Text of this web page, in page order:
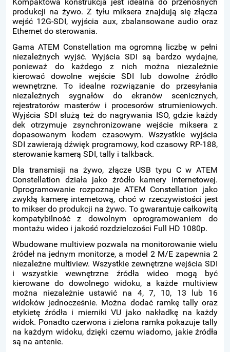
produkcji na żywo. Z tyłu miksera znajdują się złącza
wejść 12G-SDI, wyjścia aux, zbalansowane audio oraz
Ethernet do sterowania.
Gama ATEM Constellation ma ogromną liczbę w pełni
niezależnych wyjść. Wyjścia SDI są bardzo wydajne,
ponieważ do każdego z nich można niezależnie
kierować dowolne wejście SDI lub dowolne źródło
wewnętrzne. To idealne rozwiązanie do przesyłania
niezależnych sygnałów do ekranów scenicznych,
rejestratorów masterów i procesorów strumieniowych.
Wyjścia SDI służą też do nagrywania ISO, gdzie każdy
dek otrzymuje zsynchronizowane wejście miksera z
dopasowanym kodem czasowym. Wszystkie wyjścia
SDI zawierają dźwięk programowy, kod czasowy RP-188,
sterowanie kamerą SDI, tally i talkback.
Dla transmisji na żywo, złącze USB typu C w ATEM
Constellation działa jako źródło kamery internetowej.
Oprogramowanie rozpoznaje ATEM Constellation jako
zwykłą kamerę internetową, choć w rzeczywistości jest
to mikser do produkcji na żywo. To gwarantuje całkowitą
kompatybilność z dowolnym oprogramowaniem do
montażu wideo i jakość rozdzielczości Full HD 1080p.
Wbudowane multiview pozwala na monitorowanie wielu
źródeł na jednym monitorze, a model 2 M/E zapewnia 2
niezależne multiview. Wszystkie zewnętrzne wejścia SDI
i wszystkie wewnętrzne źródła wideo mogą być
kierowane do dowolnego widoku, a każde multiview
można niezależnie ustawić na 4, 7, 10, 13 lub 16
widoków jednocześnie. Można dodać ramkę tally oraz
etykietę źródła i mierniki VU jako nakładkę na każdy
widok. Ponadto czerwona i zielona ramka pokazuje tally
na każdym widoku, dzięki czemu wiadomo, jakie źródła
są na antenie.